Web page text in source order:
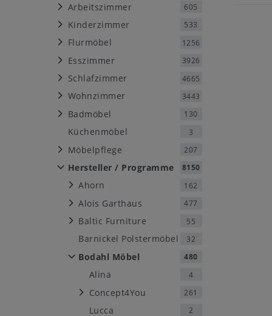
Arbeitszimmer 605
Kinderzimmer 533
Flurmöbel 1256
Esszimmer 3926
Schlafzimmer 4665
Wohnzimmer 3443
Badmöbel 130
Küchenmöbel 3
Möbelpflege 207
Hersteller / Programme 8150
Ahorn 162
Alois Garthaus 477
Baltic Furniture 55
Barnickel Polstermöbel 32
Bodahl Möbel 480
Alina 4
Concept4You 261
Lucca 2